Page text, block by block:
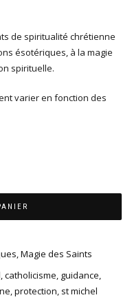
de spiritualité chrétienne
ésotériques, à la magie
spirituelle.
varier en fonction des
,Magie des Saints
,catholicisme, guidance,
,protection, st michel